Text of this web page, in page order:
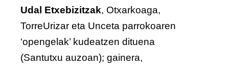
Udal Etxebizitzak, Otxarkoaga,
TorreUrizar eta Unceta parrokoaren
‘opengelak’ kudeatzen dituena
(Santutxu auzoan); gainera,